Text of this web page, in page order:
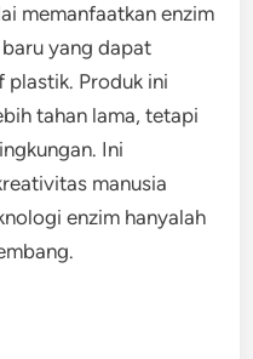
memanfaatkan enzim
yang dapat
plastik. Produk ini
tahan lama, tetapi
Ini
manusia
enzim hanyalah